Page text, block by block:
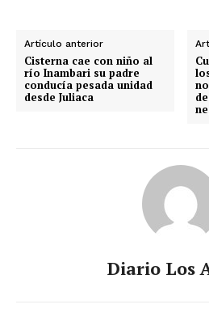
Artículo anterior
Cisterna cae con niño al
río Inambari su padre
conducía pesada unidad
desde Juliaca
Diario Los